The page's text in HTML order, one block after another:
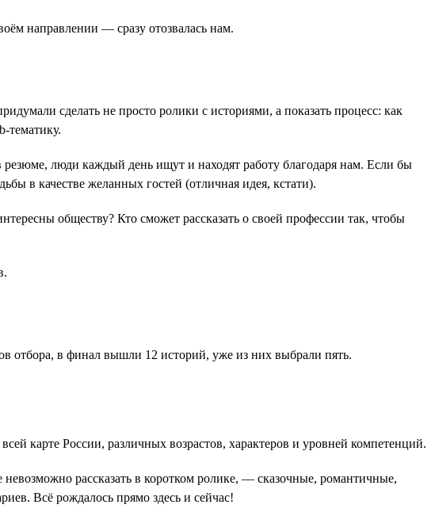
направлении — сразу отозвалась нам.
сделать не просто ролики с историями, а показать процесс: как
тематику.
люди каждый день ищут и находят работу благодаря нам. Если бы
в качестве желанных гостей (отличная идея, кстати).
обществу? Кто сможет рассказать о своей профессии так, чтобы
отбора, в финал вышли 12 историй, уже из них выбрали пять.
карте России, различных возрастов, характеров и уровней компетенций.
рассказать в коротком ролике, — сказочные, романтичные,
Всё рождалось прямо здесь и сейчас!